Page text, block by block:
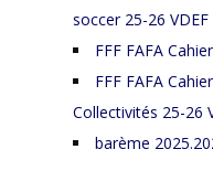
soccer 25-26 VDEF
FFF FAFA
FFF FAFA
Collectivités 25-26
barème